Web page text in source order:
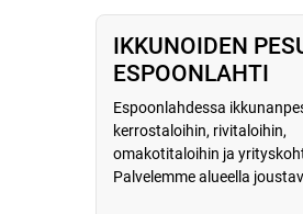
IKKUNOIDEN
ESPOONLAHTI
Espoonlahdessa
kerrostaloihin, rivitaloihin,
omakotitaloihin ja
Palvelemme alueella